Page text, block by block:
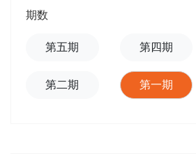
期数
第五期 第四期
第二期 第一期